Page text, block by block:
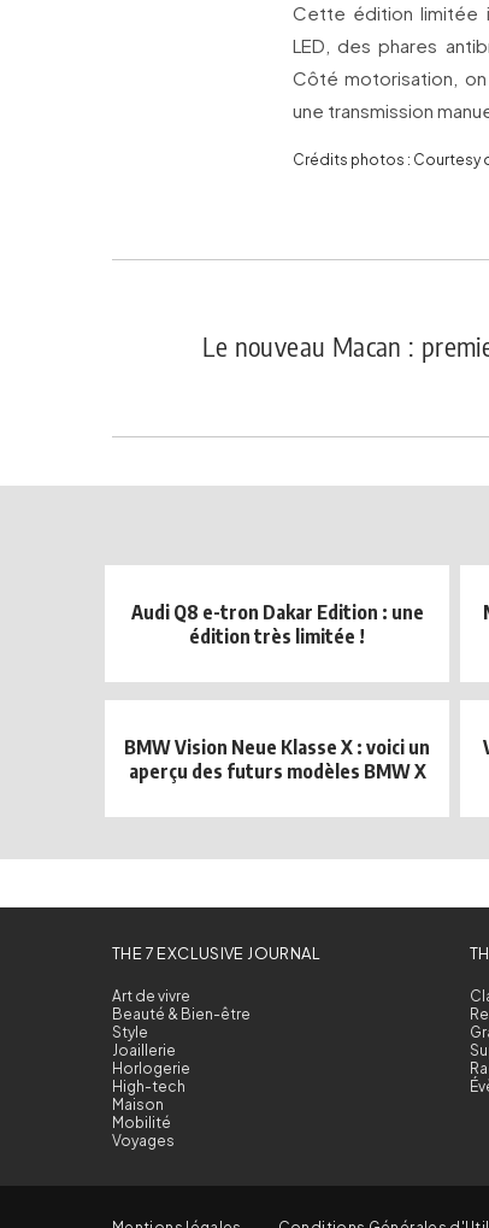
Cette édition limitée
LED, des phares
Côté motorisation,
une transmission
Crédits photos : Courtesy
Le nouveau Macan :
Audi Q8 e-tron Dakar Edition : une
édition très limitée !
BMW Vision Neue Klasse X : voici un
aperçu des futurs modèles BMW X
THE 7 EXCLUSIVE JOURNAL
Art de vivre
Beauté & Bien-être
Style
Joaillerie
Horlogerie
High-tech
Maison
Mobilité
Voyages